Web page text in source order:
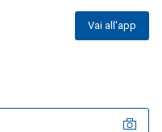
Vai all'app